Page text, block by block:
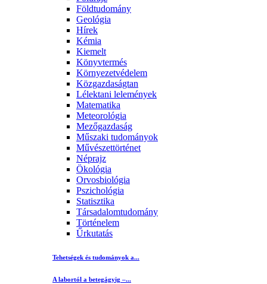
Földtudomány
Geológia
Hírek
Kémia
Kiemelt
Könyvtermés
Környezetvédelem
Közgazdaságtan
Lélektani lelemények
Matematika
Meteorológia
Mezőgazdaság
Műszaki tudományok
Művészettörténet
Néprajz
Ökológia
Orvosbiológia
Pszichológia
Statisztika
Társadalomtudomány
Történelem
Űrkutatás
Tehetségek és tudományok a...
A labortól a betegágyig –...